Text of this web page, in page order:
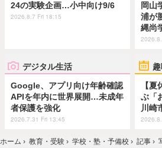
24の実験企画…小中向け9/6
2026.8.7 Fri 18:15
岡山
浦が
縄尚
デジタル生活
Google、アプリ向け年齢確認
APIを年内に世界展開…未成年
者保護を強化
2026.7.31 Fri 13:45
【
ぶ「
川崎
ホーム › 教育・受験 › 学校・塾・予備校 › 記事 ›